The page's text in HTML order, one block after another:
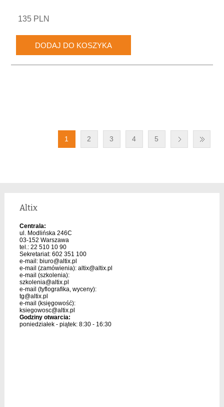
135 PLN
1 2 3 4 5
Altix
Centrala:
ul. Modlińska 246C
03-152 Warszawa
tel.: 22 510 10 90
Sekretariat: 602 351 100
e-mail: biuro@altix.pl
e-mail (zamówienia): altix@altix.pl
e-mail (szkolenia):
szkolenia@altix.pl
e-mail (tyflografika, wyceny):
tg@altix.pl
e-mail (księgowość):
ksiegowosc@altix.pl
Godziny otwarcia:
poniedziałek - piątek: 8:30 - 16:30